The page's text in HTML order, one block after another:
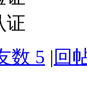
证
数 5 | 回